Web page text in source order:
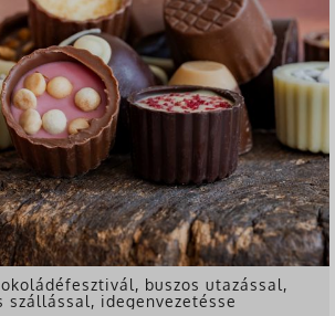
buszos utazással,
szállással, idegenvezetésse